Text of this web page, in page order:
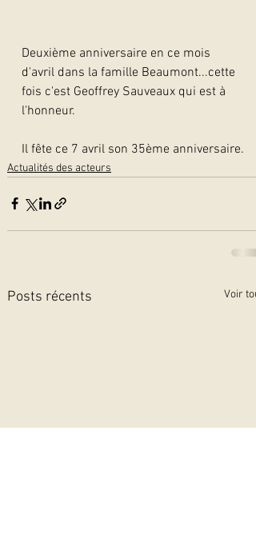
Deuxième anniversaire en ce mois
d'avril dans la famille Beaumont...cette
fois c'est Geoffrey Sauveaux qui est à
l'honneur.
Il fête ce 7 avril son 35ème anniversaire.
Actualités des acteurs
Posts récents Voir tout